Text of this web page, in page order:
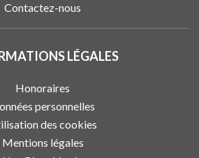
Contactez-nous
LÉGALES
Honoraires
personnelles
des cookies
Mentions légales